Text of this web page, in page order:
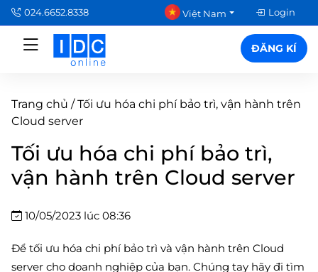
024.6652.8338 Việt Nam Login
ĐĂNG KÍ
Trang chủ /Tối ưu hóa chi phí bảo trì, vận hành trên
Cloud server
Tối ưu hóa chi phí bảo trì,
vận hành trên Cloud server
10/05/2023 lúc 08:36
Để tối ưu hóa chi phí bảo trì và vận hành trên Cloud
server cho doanh nghiệp của bạn. Chúng tay hãy đi tìm